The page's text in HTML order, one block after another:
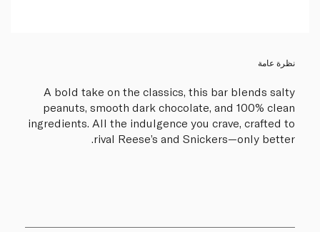
نظرة عامة
A bold take on the classics, this bar blends salty
peanuts, smooth dark chocolate, and 100% clean
ingredients. All the indulgence you crave, crafted to
rival Reese’s and Snickers—only better.